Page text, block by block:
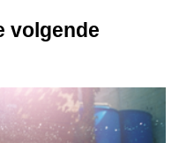
volgende